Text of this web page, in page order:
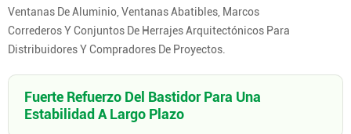
Ventanas De Aluminio, Ventanas Abatibles, Marcos
Correderos Y Conjuntos De Herrajes Arquitectónicos Para
Distribuidores Y Compradores De Proyectos.
Fuerte Refuerzo Del Bastidor Para Una
Estabilidad A Largo Plazo